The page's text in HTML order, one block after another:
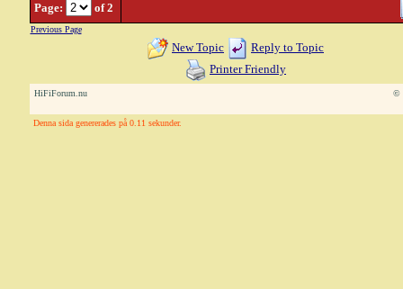
Page: of 2
Previous Page
New Topic
Reply to Topic
Printer Friendly
HiFiForum.nu ©
Denna sida genererades på 0.11 sekunder.